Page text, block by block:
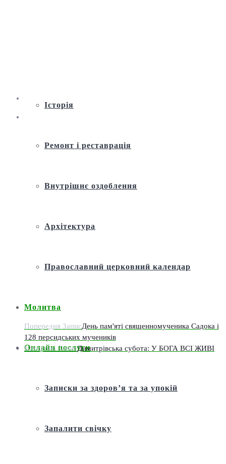
Історія
Ремонт і реставрація
Внутрішнє оздоблення
Архітектура
Православний церковний календар
Молитва
Онлайн послуги
Записки за здоров’я та за упокій
Запалити свічку
Попередня ЗаписДень пам'яті священномученика Садока і
128 персидських мучеників
Наступна ЗаписДимитрівська субота: У БОГА ВСІ ЖИВІ